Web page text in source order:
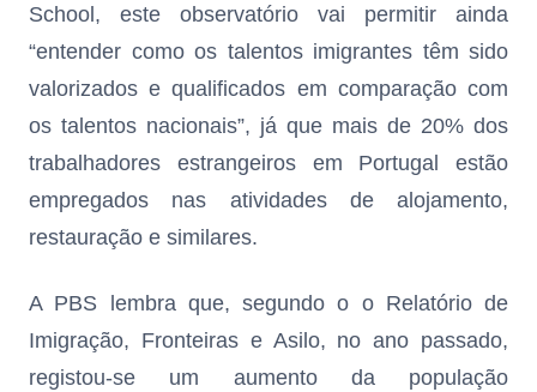
School, este observatório vai permitir ainda
“entender como os talentos imigrantes têm sido
valorizados e qualificados em comparação com
os talentos nacionais”, já que mais de 20% dos
trabalhadores estrangeiros em Portugal estão
empregados nas atividades de alojamento,
restauração e similares.
A PBS lembra que, segundo o o Relatório de
Imigração, Fronteiras e Asilo, no ano passado,
registou-se um aumento da população